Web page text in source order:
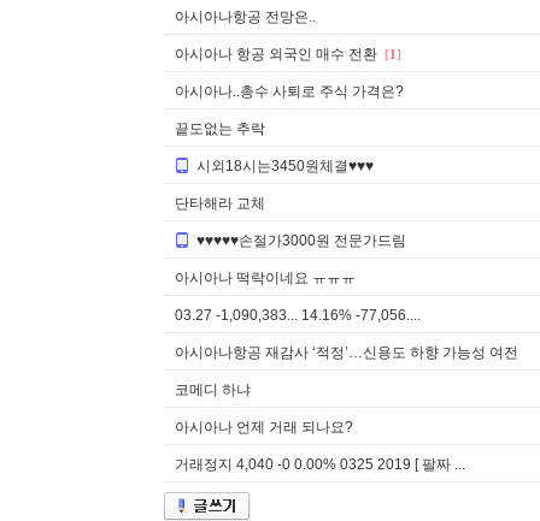
아시아나항공 전망은..
아시아나 항공 외국인 매수 전환 [1]
아시아나..총수 사퇴로 주식 가격은?
끝도없는 추락
시외18시는3450원체결♥♥♥
단타해라 교체
♥♥♥♥♥손절가3000원 전문가드림
아시아나 떡락이네요 ㅠㅠㅠ
03.27 -1,090,383... 14.16% -77,056....
아시아나항공 재감사 ‘적정’…신용도 하향 가능성 여전
코메디 하냐
아시아나 언제 거래 되나요?
거래정지 4,040 -0 0.00% 0325 2019 [ 팔짜 ...